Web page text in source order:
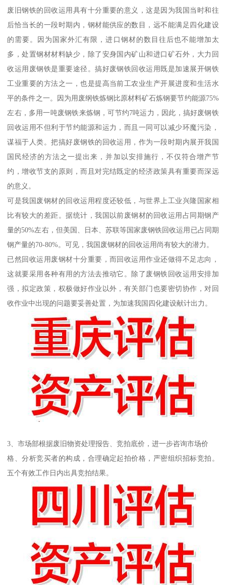
废旧钢铁的回收运用具有十分重要的意义，这是因为我国当时和往
后恰当长的一段时期内，钢材能供应的数目，远不能满足四化建设
的需要。因为国家外汇有限，进口钢材的数目往后也不能增加太
多，处置钢材材料缺少，除了安身国内矿山和进口矿石外，大力回
收运用废钢铁是重要途径。搞好废钢铁回收运用既是加速展开钢铁
工业重要的方法之一，也是提高当前工农业生产开展进度和生活水
平的条件之一。因为用废纲铁炼钢比原材料矿石炼钢要节约能源75%
左右，多用一吨废钢铁来炼钢，可节约7吨运力，因此，搞好废钢铁
回收运用不但利于节约能源和运力，而且一同可以减少环魔污染，
谋福于人类。把搞好废钢铁的回收运用，作为一段时期内展开我国
国民经济的方法之一提出来，并加以安排施行，不仅符合增产节
约，增收节支的原则，而且对完结既定的经济政策具有重要而深远
的意义。
可是我国废钢材的回收运用程度还较低，与世界上工业兴隆国家相
比有较大的差距。据统计，我国以前废钢材的回收运用占同期钢产
量的50%左右，但美国、日本、苏联等国家废钢铁回收运用已占同期
钢产量的70-80%。可见，我国废钢材的回收运用尚有较大的潜力。
已然回收运用废钢材十分重要，而回收运用作业还做得不足志向，
这就要采用各种有用的方法去推动它。除了废钢铁回收运用安排加
强，拟定政策，权极做好作业以外，有关部门也要密切协作，对回
收作业中出现的问题要妥善处置，为加速我国四化建设献计出力。
3、市场部根据废旧物资处理报告、竞拍底价，进一步咨询市场价
格、分析竞买者的构成，合理确定起拍价格，严密组织招标竞拍。
五个有效工作日内出具竞拍结果。